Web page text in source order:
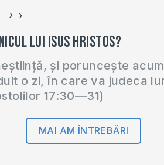
‹ ›
lui Isus Hristos?
și poruncește
o zi, în care va judeca
17:30—31)
MAI AM ÎNTREBĂRI